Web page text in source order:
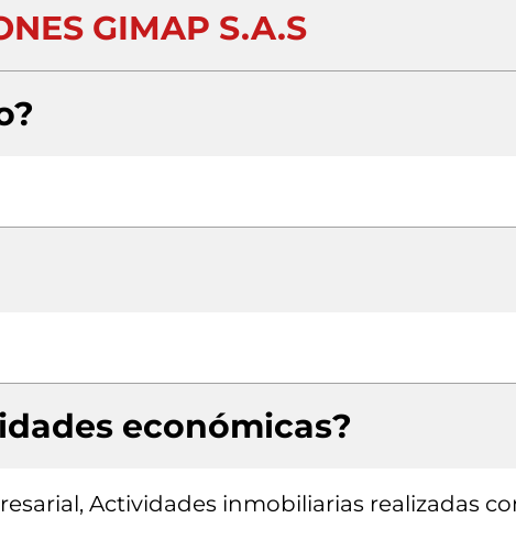
GIMAP S.A.S
económicas?
Actividades inmobiliarias realizadas